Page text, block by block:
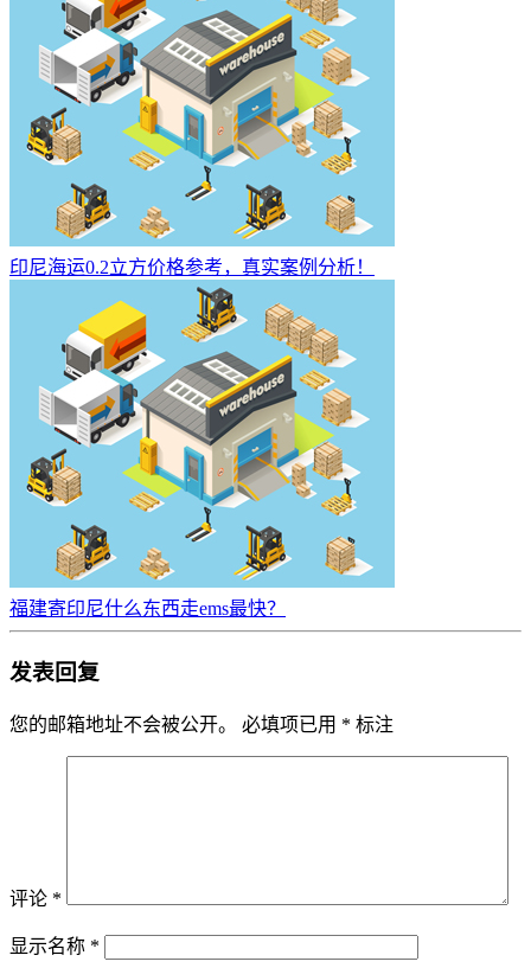
印尼海运0.2立方价格参考，真实案例分析！
福建寄印尼什么东西走ems最快？
发表回复
您的邮箱地址不会被公开。 必填项已用 * 标注
评论 *
显示名称 *